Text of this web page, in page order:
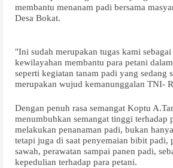
membantu menanam padi bersama
Desa Bokat.
"Ini sudah merupakan tugas kami sebagai
kewilayahan membantu para petani
seperti kegiatan tanam padi yang sedang
merupakan wujud kemanunggalan TNI-
Dengan penuh rasa semangat Koptu
menumbuhkan semangat tinggi terhadap
melakukan penanaman padi, bukan
tetapi juga di saat penyemaian bibit padi,
sawah, perawatan sampai panen padi,
kepedulian terhadap para petani.